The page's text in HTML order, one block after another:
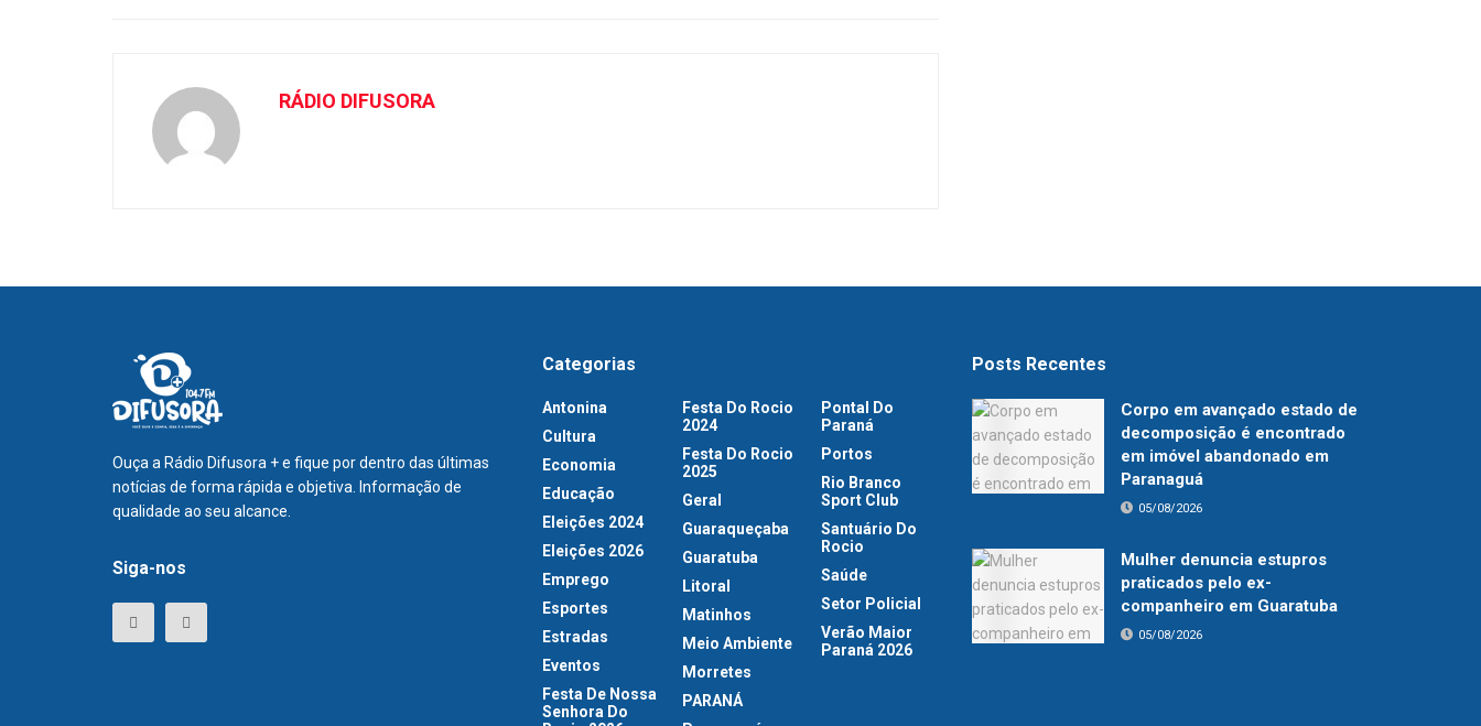
RÁDIO DIFUSORA
Ouça a Rádio Difusora + e fique por dentro das últimas
notícias de forma rápida e objetiva. Informação de
qualidade ao seu alcance.
Siga-nos
Categorias
Antonina
Cultura
Economia
Educação
Eleições 2024
Eleições 2026
Emprego
Esportes
Estradas
Eventos
Festa De Nossa
Senhora Do
Festa Do Rocio
2024
Festa Do Rocio
2025
Geral
Guaraqueçaba
Guaratuba
Litoral
Matinhos
Meio Ambiente
Morretes
PARANÁ
Pontal Do
Paraná
Portos
Rio Branco
Sport Club
Santuário Do
Rocio
Saúde
Setor Policial
Verão Maior
Paraná 2026
Posts Recentes
Corpo em avançado estado de
decomposição é encontrado
em imóvel abandonado em
Paranaguá
05/08/2026
Mulher denuncia estupros
praticados pelo ex-
companheiro em Guaratuba
05/08/2026